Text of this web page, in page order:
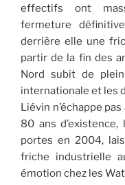
effectifs ont
fermeture
derrière elle une
partir de la fin des
Nord subit de
internationale et les
Liévin n’échappe
80 ans
portes en 2004,
friche industrielle
émotion chez les